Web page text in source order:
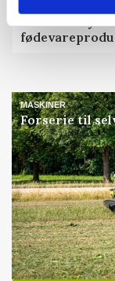
MASKINER
Forserie til